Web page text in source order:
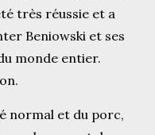
très réussie et a
Beniowski et ses
monde entier.
normal et du porc,